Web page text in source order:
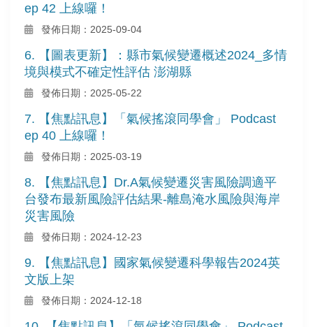
ep 42 上線囉！
發佈日期：2025-09-04
6. 【圖表更新】：縣市氣候變遷概述2024_多情
境與模式不確定性評估 澎湖縣
發佈日期：2025-05-22
7. 【焦點訊息】「氣候搖滾同學會」 Podcast
ep 40 上線囉！
發佈日期：2025-03-19
8. 【焦點訊息】Dr.A氣候變遷災害風險調適平
台發布最新風險評估結果-離島淹水風險與海岸
災害風險
發佈日期：2024-12-23
9. 【焦點訊息】國家氣候變遷科學報告2024英
文版上架
發佈日期：2024-12-18